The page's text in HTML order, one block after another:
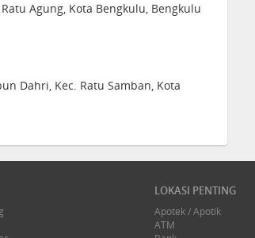
Agung, Kota Bengkulu, Bengkulu
Dahri, Kec. Ratu Samban, Kota
LOKASI PENTING
Apotek / Apotik
ATM